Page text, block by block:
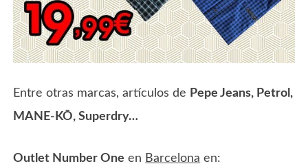
Entre otras marcas, artículos de Pepe Jeans, Petrol,
MANE-KŌ, Superdry…
Outlet Number One en Barcelona en: